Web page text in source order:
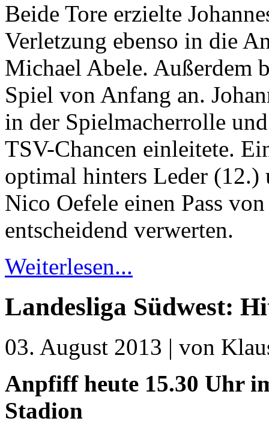
Beide Tore erzielte
Verletzung ebenso in die
Michael Abele. Außerdem
Spiel von Anfang an.
in der Spielmacherrolle
TSV-Chancen einleitete.
optimal hinters Leder
Nico Oefele einen Pass
entscheidend verwerten.
Weiterlesen...
Landesliga Südwest:
03. August 2013 | von
Anpfiff heute 15.30 Uhr
Stadion